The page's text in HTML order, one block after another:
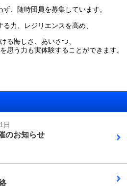
、随時団員を募集しています。
力、レジリエンスを高め、
る悔しさ、あいさつ、
思う力も実体験することができます。
日
のお知らせ